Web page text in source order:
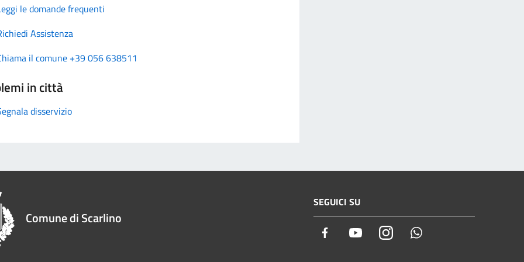
le domande frequenti
Assistenza
il comune +39 056 638511
in città
disservizio
Comune di Scarlino
SEGUICI SU
Facebook YoutubeInstagram